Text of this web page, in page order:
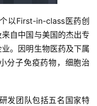
以First-in-class医药创
自中国与美国的杰出专
。因明生物医药及下属
分子免疫药物，细胞治
发团队包括五名国家特